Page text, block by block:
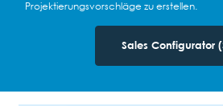
Projektierungsvorschläge zu erstellen.
Sales Configurator